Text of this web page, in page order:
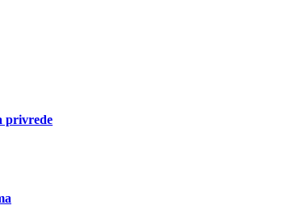
privrede